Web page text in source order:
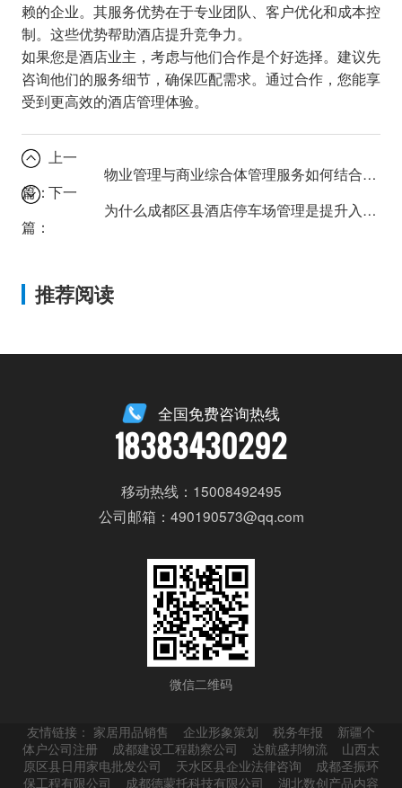
赖的企业。其服务优势在于专业团队、客户优化和成本控
制。这些优势帮助酒店提升竞争力。
如果您是酒店业主，考虑与他们合作是个好选择。建议先
咨询他们的服务细节，确保匹配需求。通过合作，您能享
受到更高效的酒店管理体验。
上一
篇：
物业管理与商业综合体管理服务如何结合？提升商业价值
下一
篇：
为什么成都区县酒店停车场管理是提升入住率的关键？
推荐阅读
全国免费咨询热线
18383430292
移动热线：15008492495
公司邮箱：490190573@qq.com
微信二维码
友情链接： 家居用品销售 企业形象策划 税务年报
新疆个
体户公司注册
成都建设工程勘察公司 达航盛邦物流
山西太
原区县日用家电批发公司
天水区县企业法律咨询
成都圣振环
保工程有限公司
成都德蒙托科技有限公司 湖北数创产品内容